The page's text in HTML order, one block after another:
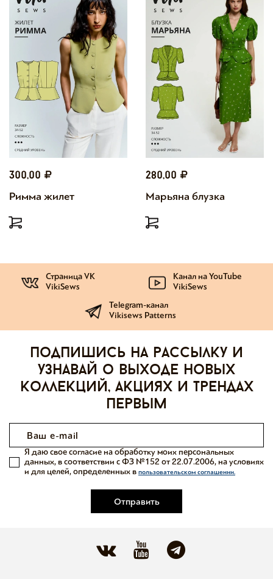
300,00
Римма жилет
280,00
Марьяна блузка
Страница VK
VikiSews
Канал на YouTube
VikiSews
Telegram-канал
Vikisews Patterns
Подпишись на рассылку и
узнавай о выходе новых
коллекций, акциях и трендах
первым
Отправить
Я даю свое согласие на обработку моих персональных
данных, в соответствии с ФЗ №152 от 22.07.2006, на условиях
и для целей, определенных в пользовательском соглашении.